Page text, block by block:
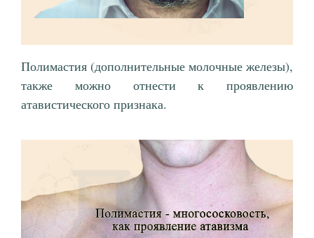
Полимастия (дополнительные молочные железы),
также можно отнести к проявлению
атавистического признака.